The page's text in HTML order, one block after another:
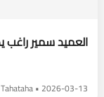
العميد سمير راغب
2026-03-13 • Tahataha